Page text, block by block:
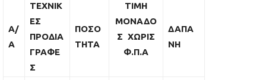
A/
A
ΤΕΧΝΙΚ
ΕΣ
ΠΡΟΔΙΑ
ΓΡΑΦΕ
Σ
ΠΟΣΟ
ΤΗΤΑ
ΤΙΜΗ
ΜΟΝΑΔΟ
Σ ΧΩΡΙΣ
Φ.Π.Α
ΔΑΠΑ
ΝΗ